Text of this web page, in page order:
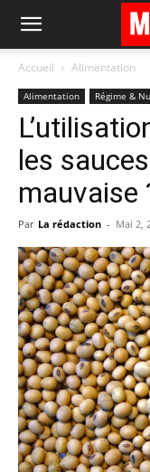
Accueil Alimentation
Alimentation Régime &
les
mauvaise
Par La rédaction - Mai 2,